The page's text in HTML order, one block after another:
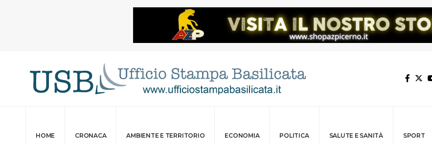
HOME CRONACA AMBIENTE E TERRITORIO ECONOMIA POLITICA SALUTE E SANITÀ SPORT